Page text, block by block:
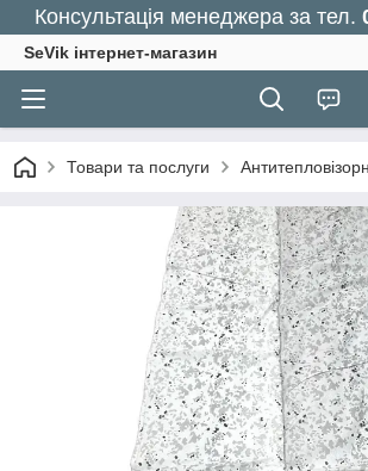
Консультація менеджера за тел.
SeVik інтернет-магазин
Товари та послуги